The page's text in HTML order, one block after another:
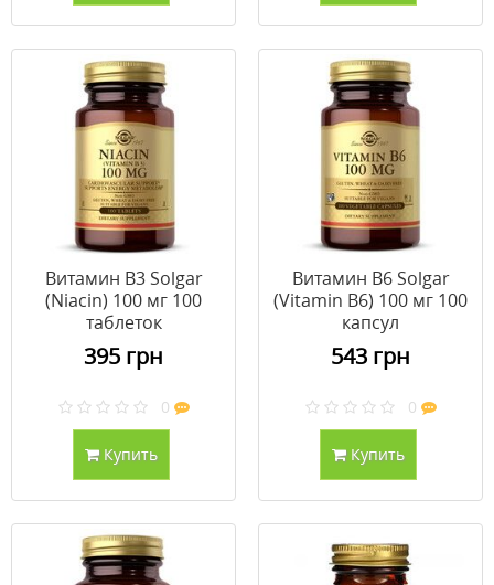
Витамин В3 Solgar
(Niacin) 100 мг 100
таблеток
395 грн
0
Купить
Витамин В6 Solgar
(Vitamin B6) 100 мг 100
капсул
543 грн
0
Купить